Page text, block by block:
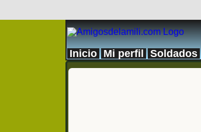
Inicio Mi perfil Soldados